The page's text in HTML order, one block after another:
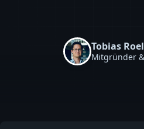
Tobias
Mitgründer